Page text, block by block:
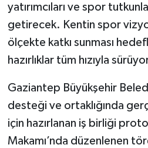
yatırımcıları ve spor
getirecek. Kentin spor
ölçekte katkı sunması
hazırlıklar tüm hızıyla
Gaziantep Büyükşehir
desteği ve ortaklığında
için hazırlanan iş birliği
Makamı’nda düzenlenen
Yemek